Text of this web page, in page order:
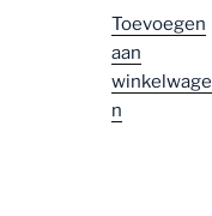
Toevoegen
aan
winkelwage
n